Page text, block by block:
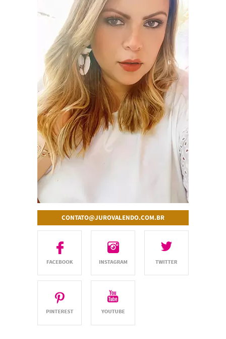
CONTATO@JUROVALENDO.COM.BR